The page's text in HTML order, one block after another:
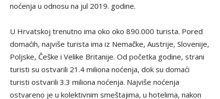
noćenja u odnosu na jul 2019. godine.
U Hrvatskoj trenutno ima oko oko 890.000 turista. Pored
domaćih, najviše turista ima iz Nemačke, Austrije, Slovenije,
Poljske, Češke i Velike Britanije. Od početka godine, strani
turisti su ostvarili 21.4 miliona noćenja, dok su domaći
turisti ostvarili 3.3 miliona noćenja. Najviše noćenja
ostvareno je u kolektivnim smeštajima, u hotelima, nakon